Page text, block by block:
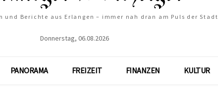
und Berichte aus Erlangen – immer nah dran am Puls der Stadt
Donnerstag, 06.08.2026
PANORAMA FREIZEIT FINANZEN KULTUR